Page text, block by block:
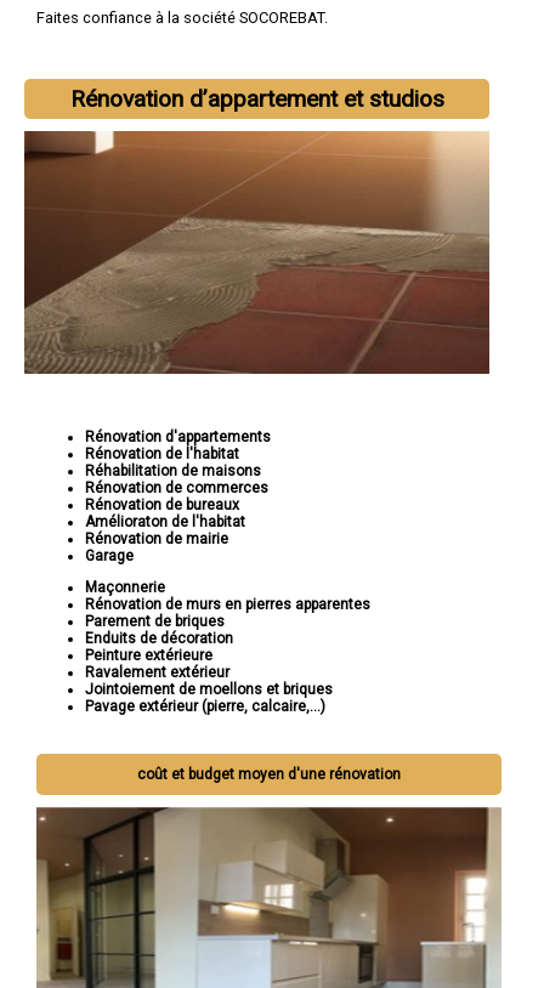
Faites confiance à la société SOCOREBAT.
Rénovation d’appartement et studios
Rénovation d'appartements
Rénovation de l'habitat
Réhabilitation de maisons
Rénovation de commerces
Rénovation de bureaux
Amélioraton de l'habitat
Rénovation de mairie
Garage
Maçonnerie
Rénovation de murs en pierres apparentes
Parement de briques
Enduits de décoration
Peinture extérieure
Ravalement extérieur
Jointoiement de moellons et briques
Pavage extérieur (pierre, calcaire,...)
coût et budget moyen d'une rénovation